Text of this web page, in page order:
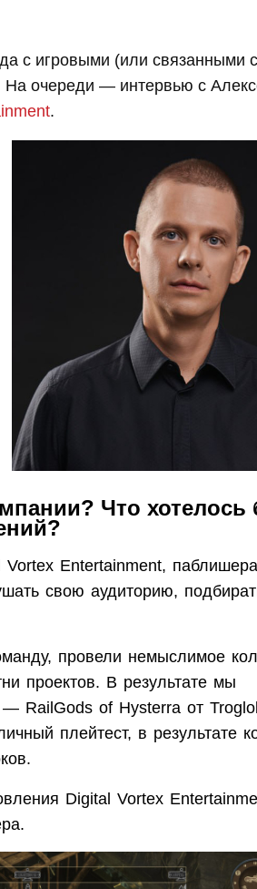
с игровыми (или связанными
На очереди — интервью с
.
Что хотелось
Entertainment,
свою аудиторию,
провели немыслимое
проектов. В результате мы
RailGods of Hysterra от
плейтест, в результате
Digital Vortex